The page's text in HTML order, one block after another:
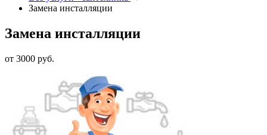
Замена инсталляции
Замена инсталляции
от 3000 руб.